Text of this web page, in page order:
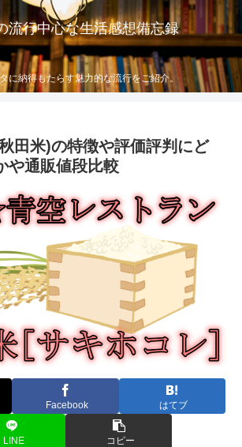
流行中心な生活感想備忘録
に納得もたらす魅力的な流行をご紹介。
田米)の特徴や評価評判にど
や通販値段比較
Facebook はてブ
LINE コピー